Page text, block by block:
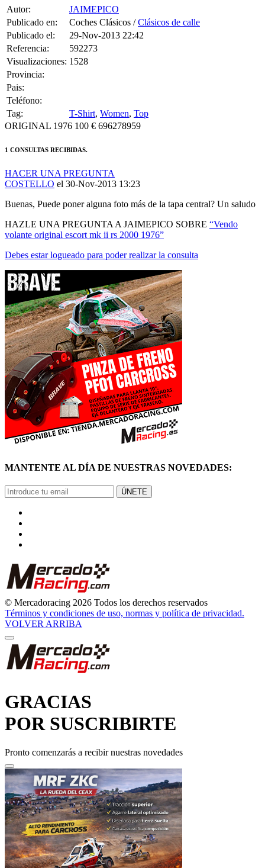
Publicado en:
Coches Clásicos /
Publicado el:
29-Nov-2013 22:42
Referencia:
592273
Visualizaciones:
1528
Provincia:
Pais:
Teléfono:
Tag:
ORIGINAL 1976 100 € 696278959
COSTELLO el 30-Nov-2013 13:23
Buenas, Puede poner alguna foto más de la tapa central? Un saludo
HAZLE UNA PREGUNTA A JAIMEPICO SOBRE“Vendo
volante original escort mk ii rs 2000 1976”
Debes estar logueado para poder realizar la consulta
© Mercadoracing 2026 Todos los derechos reservados
Términos y condiciones de uso, normas y política de privacidad.
VOLVER ARRIBA
POR SUSCRIBIRTE